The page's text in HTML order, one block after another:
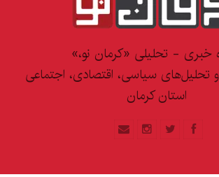
خبری - تحلیلی «کرمان نو،»
و تحلیل‌های سیاسی، اقتصادی، اجتماعی
استان کرمان